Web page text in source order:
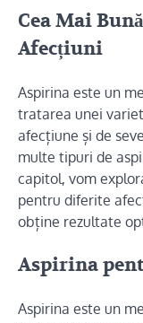
Cea Mai
Afecțiuni
Aspirina este un
tratarea unei
afecțiune și de
multe tipuri de
capitol, vom
pentru diferite
obține rezultate
Aspirina
Aspirina este un